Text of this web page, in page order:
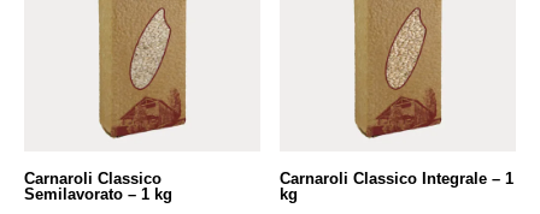
Carnaroli Classico
Semilavorato – 1 kg
Carnaroli Classico Integrale – 1
kg